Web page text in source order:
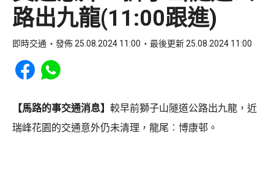
路出九龍(11:00跟進)
即時交通 發佈 25.08.2024 11:00 最後更新 25.08.2024 11:00
Share to Facebook
Share to WhatsApp
【馬路的事交通消息】 較早前獅子山隧道公路出九龍，近
瑞峰花園的交通意外仍未清理，龍尾︰博康邨。